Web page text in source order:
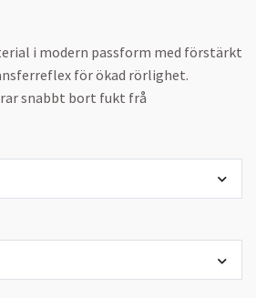
i modern passform med förstärkt
för ökad rörlighet.
snabbt bort fukt frå